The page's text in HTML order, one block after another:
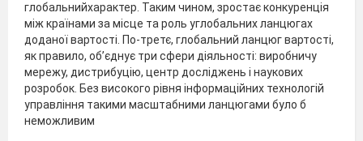
глобальнийхарактер. Таким чином, зростає конкуренція
між країнами за місце та роль углобальних ланцюгах
доданої вартості. По-третє, глобальний ланцюг вартості,
як правило, об’єднує три сфери діяльності: виробничу
мережу, дистрибуцію, центр досліджень і наукових
розробок. Без високого рівня інформаційних технологій
управління такими масштабними ланцюгами було б
неможливим